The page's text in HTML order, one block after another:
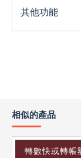
其他功能
相似的產品
轉數快或轉帳